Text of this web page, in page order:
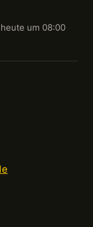
um 08:00